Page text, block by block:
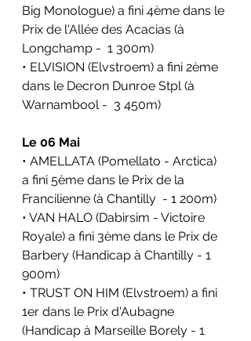
Big Monologue) a fini 4ème dans le
Prix de l'Allée des Acacias (à
Longchamp -  1 300m)
• ELVISION (Elvstroem) a fini 2ème
dans le Decron Dunroe Stpl (à
Warnambool -  3 450m)
Le 06 Mai
• AMELLATA (Pomellato - Arctica)
a fini 5ème dans le Prix de la
Francilienne (à Chantilly  - 1 200m)
• VAN HALO (Dabirsim - Victoire
Royale) a fini 3ème dans le Prix de
Barbery (Handicap à Chantilly - 1
900m)
• TRUST ON HIM (Elvstroem) a fini
1er dans le Prix d'Aubagne
(Handicap à Marseille Borely - 1